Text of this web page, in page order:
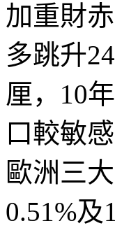
加重財
多跳升
厘， 10
口較敏
歐洲三
0.51%及